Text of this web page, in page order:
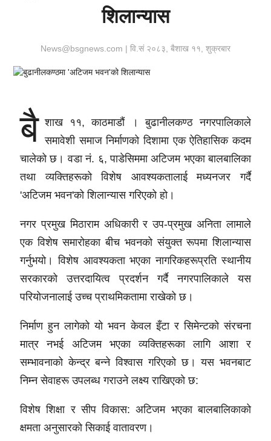
शिलान्यास
News@bsgnews.com | वि.सं २०८३, बैशाख ११, शुक्रबार
बै शाख ११, काठमाडौं ।
बुढानीलकण्ठ नगरपालिकाले
समावेशी समाज निर्माणको दिशामा एक ऐतिहासिक कदम
चालेको छ। वडा नं. ६, पाडेसिममा अटिजम भएका बालबालिका
तथा व्यक्तिहरूको विशेष आवश्यकतालाई मध्यनजर गर्दै
'अटिजम भवन'को शिलान्यास गरिएको हो।
नगर प्रमुखमिठाराम अधिकारीर उप-प्रमुखअनिता लामाले
एक विशेष समारोहका बीच भवनको संयुक्त रूपमा शिलान्यास
गर्नुभयो। विशेष आवश्यकता भएका नागरिकहरूप्रति स्थानीय
सरकारको उत्तरदायित्व प्रदर्शन गर्दै नगरपालिकाले यस
परियोजनालाई उच्च प्राथमिकतामा राखेको छ।
निर्माण हुन लागेको यो भवन केवल इँटा र सिमेन्टको संरचना
मात्र नभई अटिजम भएका व्यक्तिहरूका लागि आशा र
सम्भावनाको केन्द्रबन्ने विश्वास गरिएको छ। यस भवनबाट
निम्न सेवाहरू उपलब्ध गराउने लक्ष्य राखिएको छ:
विशेष शिक्षा र सीप विकास: अटिजम भएका बालबालिकाको
क्षमता अनुसारको सिकाई वातावरण।